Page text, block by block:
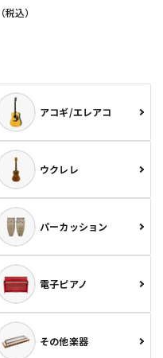
（税込）
アコギ/エレアコ
ウクレレ
パーカッション
電子ピアノ
その他楽器